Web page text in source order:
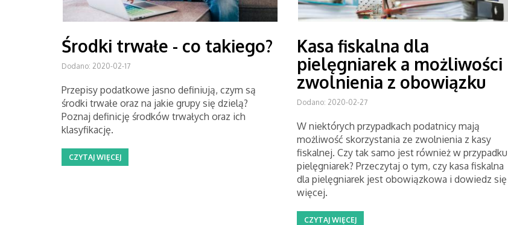
Środki trwałe - co takiego?
Dodano: 2020-02-17
Przepisy podatkowe jasno definiują, czym są
środki trwałe oraz na jakie grupy się dzielą?
Poznaj definicję środków trwałych oraz ich
klasyfikację.
CZYTAJ WIĘCEJ
Kasa fiskalna dla
pielęgniarek a możliwości
zwolnienia z obowiązku
Dodano: 2020-02-27
W niektórych przypadkach podatnicy mają
możliwość skorzystania ze zwolnienia z kasy
fiskalnej. Czy tak samo jest również w przypadku
pielęgniarek? Przeczytaj o tym, czy kasa fiskalna
dla pielęgniarek jest obowiązkowa i dowiedz się
więcej.
CZYTAJ WIĘCEJ